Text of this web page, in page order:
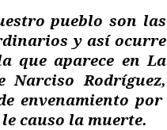
pueblo son las
y así ocurre
que aparece en La
Narciso Rodríguez,
envenamiento por
causo la muerte.